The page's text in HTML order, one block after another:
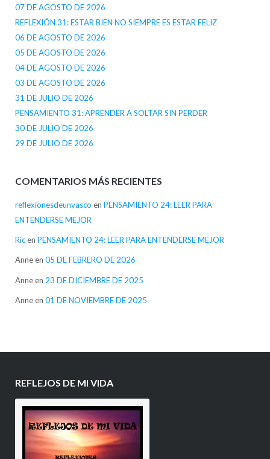
07 DE AGOSTO DE 2026
REFLEXIÓN 31: ESTAR BIEN NO SIEMPRE ES ESTAR FELIZ
06 DE AGOSTO DE 2026
05 DE AGOSTO DE 2026
04 DE AGOSTO DE 2026
03 DE AGOSTO DE 2026
31 DE JULIO DE 2026
PENSAMIENTO 31: APRENDER A SOLTAR SIN PERDER
30 DE JULIO DE 2026
29 DE JULIO DE 2026
COMENTARIOS MÁS RECIENTES
reflexionesdeunvasco en PENSAMIENTO 24: LEER PARA
ENTENDERSE MEJOR
Ricen PENSAMIENTO 24: LEER PARA ENTENDERSE MEJOR
Anneen 05 DE FEBRERO DE 2026
Anneen 23 DE DICIEMBRE DE 2025
Anneen 01 DE NOVIEMBRE DE 2025
REFLEJOS DE MI VIDA